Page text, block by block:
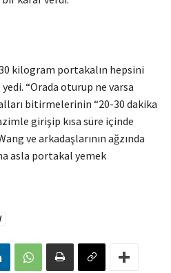
kilogram portakalın hepsini
“Orada oturup ne varsa
bitirmelerinin “20-30 dakika
girişip kısa süre içinde
ve arkadaşlarının ağzında
asla portakal yemek